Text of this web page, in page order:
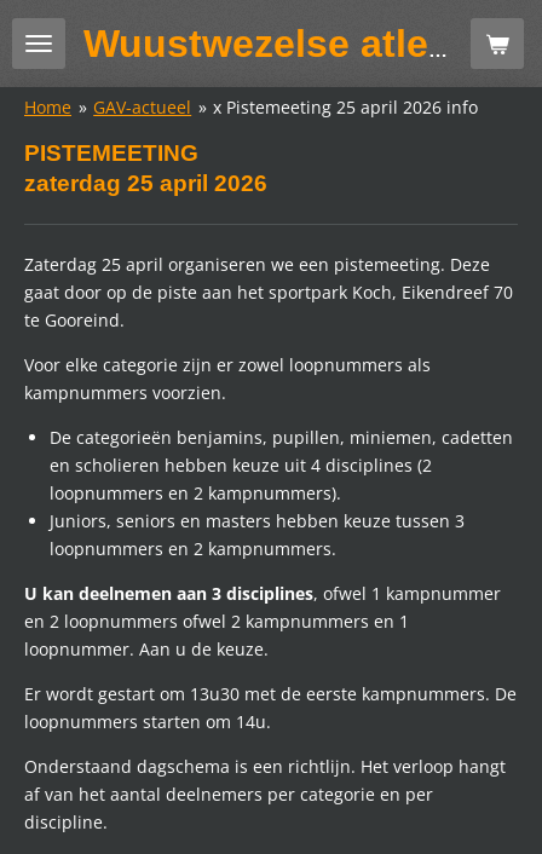
Ga
direct
de
Wuustwezelse atletiekclub GAV
Home » GAV-actueel » x Pistemeeting 25 april 2026 info
PISTEMEETING
zaterdag 25 april 2026
Zaterdag 25 april organiseren we een pistemeeting. Deze
gaat door op de piste aan het sportpark Koch, Eikendreef 70
te Gooreind.
Voor elke categorie zijn er zowel loopnummers als
kampnummers voorzien.
De categorieën benjamins, pupillen, miniemen, cadetten
en scholieren hebben keuze uit 4 disciplines (2
loopnummers en 2 kampnummers).
Juniors, seniors en masters hebben keuze tussen 3
loopnummers en 2 kampnummers.
U kan deelnemen aan 3 disciplines, ofwel 1 kampnummer
en 2 loopnummers ofwel 2 kampnummers en 1
loopnummer. Aan u de keuze.
Er wordt gestart om 13u30 met de eerste kampnummers. De
loopnummers starten om 14u.
Onderstaand dagschema is een richtlijn. Het verloop hangt
af van het aantal deelnemers per categorie en per
discipline.